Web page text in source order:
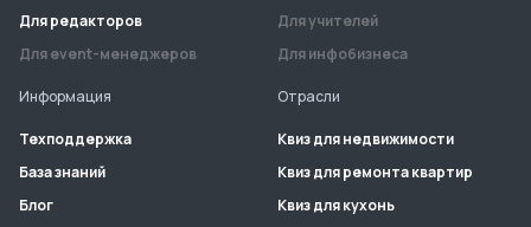
Для редакторов
Для event-менеджеров
Для учителей
Для инфобизнеса
Информация
Техподдержка
База знаний
Блог
Отрасли
Квиз для недвижимости
Квиз для ремонта квартир
Квиз для кухонь